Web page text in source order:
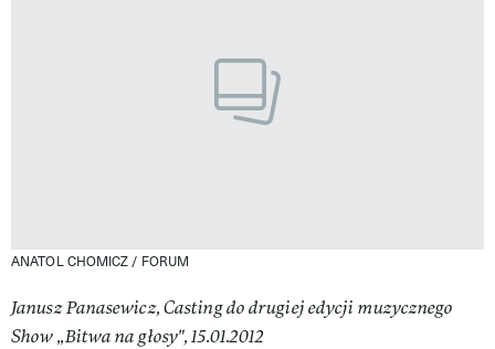
ANATOL CHOMICZ / FORUM
Janusz Panasewicz, Casting do drugiej edycji muzycznego
Show „Bitwa na głosy", 15.01.2012